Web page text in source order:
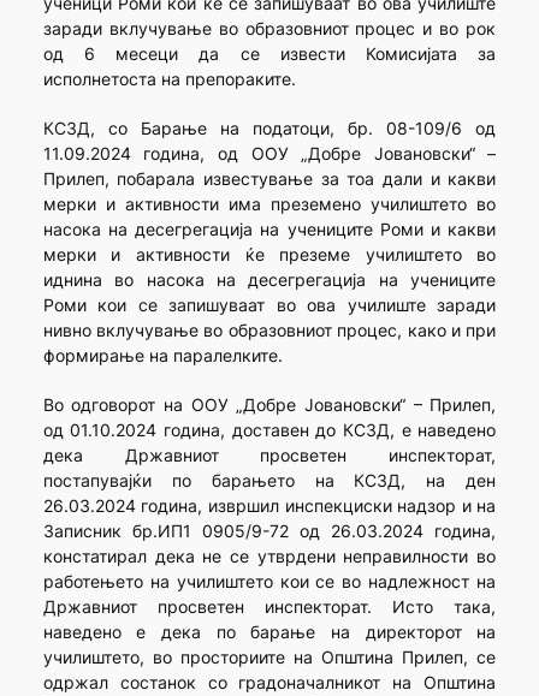
заради вклучување во образовниот процес и во рок
од 6 месеци да се извести Комисијата за
исполнетоста на препораките.
КСЗД, со Барање на податоци, бр. 08-109/6 од
11.09.2024 година, од ООУ „Добре Јовановски“ –
Прилеп, побарала известување за тоа дали и какви
мерки и активности има преземено училиштето во
насока на десегрегација на учениците Роми и какви
мерки и активности ќе преземе училиштето во
иднина во насока на десегрегација на учениците
Роми кои се запишуваат во ова училиште заради
нивно вклучување во образовниот процес, како и при
формирање на паралелките.
Во одговорот на ООУ „Добре Јовановски“ – Прилеп,
од 01.10.2024 година, доставен до КСЗД, е наведено
дека Државниот просветен инспекторат,
постапувајќи по барањето на КСЗД, на ден
26.03.2024 година, извршил инспекциски надзор и на
Записник бр.ИП1 0905/9-72 од 26.03.2024 година,
констатирал дека не се утврдени неправилности во
работењето на училиштето кои се во надлежност на
Државниот просветен инспекторат. Исто така,
наведено е дека по барање на директорот на
училиштето, во просториите на Општина Прилеп, се
одржал состанок со градоначалникот на Општина